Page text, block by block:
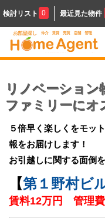
検討リスト 0 最近見た物件
リノベーション
ファミリーにオ
５倍早く楽しくをモッ
報をお届けします！
お引越しに関する面倒
【第１野村ビ
賃料12万円 管理